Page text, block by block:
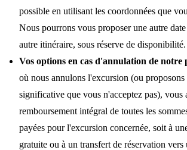
possible en utilisant les coordonnées que
Nous pourrons vous proposer une autre
autre itinéraire, sous réserve de disponibilité.
Vos options en cas d'annulation de notre
où nous annulons l'excursion (ou
significative que vous n'acceptez pas), vous
remboursement intégral de toutes les
payées pour l'excursion concernée, soit à
gratuite ou à un transfert de réservation vers